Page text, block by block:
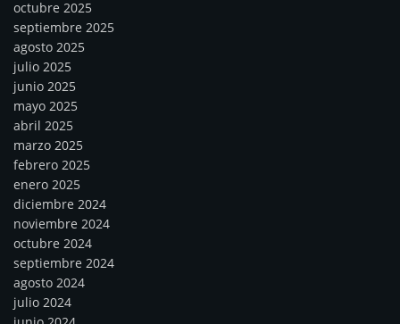
octubre 2025
septiembre 2025
agosto 2025
julio 2025
junio 2025
mayo 2025
abril 2025
marzo 2025
febrero 2025
enero 2025
diciembre 2024
noviembre 2024
octubre 2024
septiembre 2024
agosto 2024
julio 2024